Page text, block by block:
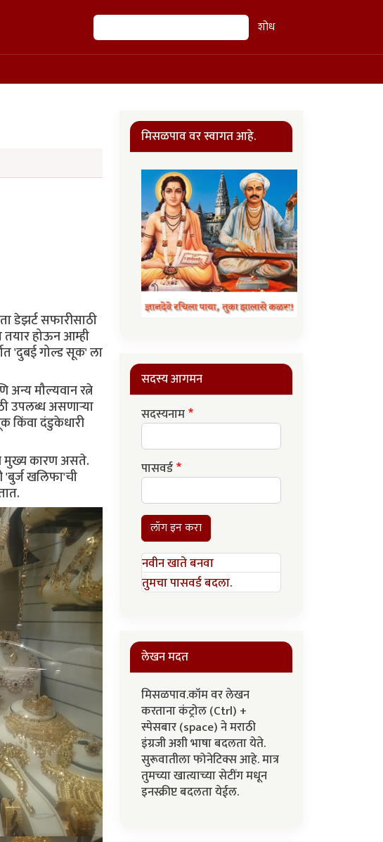
शोध शोध
डेझर्ट सफारीसाठी
होऊन आम्ही
'दुबई गोल्ड सूक' ला
अन्य मौल्यवान रत्ने
उपलब्ध असणाऱ्या
किंवा दंडुकेधारी
मुख्य कारण असते.
'बुर्ज खलिफा'ची
मिसळपाव वर स्वागत आहे.
सदस्य आगमन
सदस्यनाम
पासवर्ड
लॉग इन करा
नवीन खाते बनवा
तुमचा पासवर्ड बदला.
लेखन मदत
मिसळपाव.कॉम वर लेखन
करताना कंट्रोल (Ctrl) +
स्पेसबार (space) ने मराठी
इंग्रजी अशी भाषा बदलता येते.
सुरूवातीला फोनेटिक्स आहे. मात्र
तुमच्या खात्याच्या सेटींग मधून
इनस्क्रीप्ट बदलता येईल.